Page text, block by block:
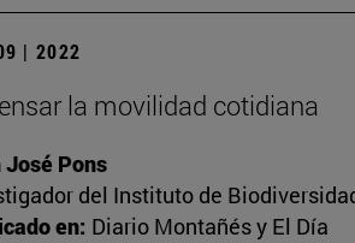
| 2022
la movilidad cotidiana
José Pons
del Instituto de
en: Diario Montañés y El Día